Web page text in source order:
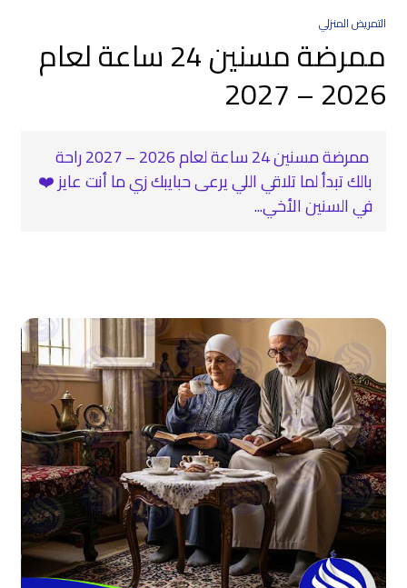
التمريض المنزلي
ممرضة مسنين 24 ساعة لعام
2026 – 2027
‍ ممرضة مسنين 24 ساعة لعام 2026 – 2027 راحة
بالك تبدأ لما تلاقي اللي يرعى حبايبك زي ما أنت عايز ❤️‍
في السنين الأخي...